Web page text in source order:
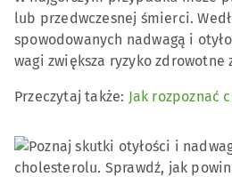
lub przedwczesnej śmierci.
spowodowanych nadwagą i
wagi zwiększa ryzyko
Przeczytaj także: Jak rozpoznać